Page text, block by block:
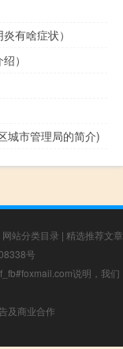
有啥症状）
）
城市管理局的简介)
网站分类目录 | 精选推荐文章
号
说明，我们
及商业合作